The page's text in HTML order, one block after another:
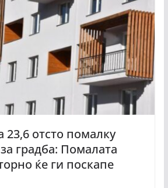
23,6 отсто помалку
градба: Помалата
ќе ги поскапе